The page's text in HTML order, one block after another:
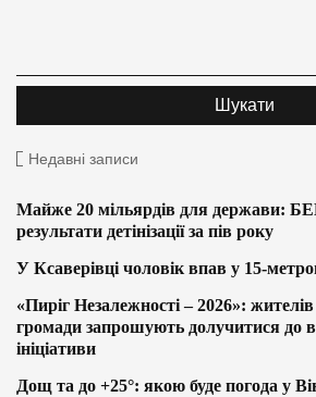
Недавні записи
Майже 20 мільярдів для держави:
результати детінізації за пів року
У Ксаверівці чоловік впав у 15-
«Пиріг Незалежності – 2026»: жителів
громади запрошують долучитися до
ініціативи
Дощ та до +25°: якою буде погода у